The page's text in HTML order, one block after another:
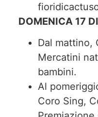
DOMENICA 17
Dal mattino,
Mercatini
bambini.
Al
Coro Sing,